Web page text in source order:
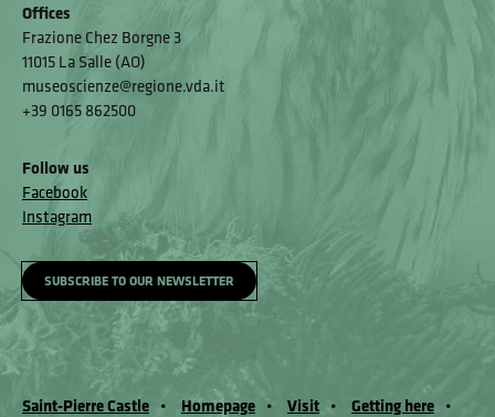
Offices
Frazione Chez Borgne 3
11015 La Salle (AO)
museoscienze@regione.vda.it
+39 0165 862500
Follow us
Facebook
Instagram
SUBSCRIBE TO OUR NEWSLETTER
Saint-Pierre Castle Homepage Visit Getting here